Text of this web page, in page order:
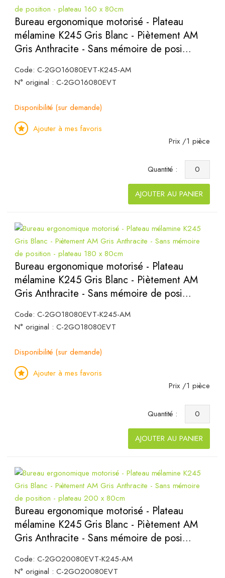
Bureau ergonomique motorisé - Plateau
mélamine K245 Gris Blanc - Piètement AM
Gris Anthracite - Sans mémoire de posi...
Code: C-2GO16080EVT-K245-AM
N° original : C-2GO16080EVT
Disponibilité (sur demande)
Ajouter à mes favoris
Prix /1 pièce
Quantité :
AJOUTER AU PANIER
Bureau ergonomique motorisé - Plateau
mélamine K245 Gris Blanc - Piètement AM
Gris Anthracite - Sans mémoire de posi...
Code: C-2GO18080EVT-K245-AM
N° original : C-2GO18080EVT
Disponibilité (sur demande)
Ajouter à mes favoris
Prix /1 pièce
Quantité :
AJOUTER AU PANIER
Bureau ergonomique motorisé - Plateau
mélamine K245 Gris Blanc - Piètement AM
Gris Anthracite - Sans mémoire de posi...
Code: C-2GO20080EVT-K245-AM
N° original : C-2GO20080EVT